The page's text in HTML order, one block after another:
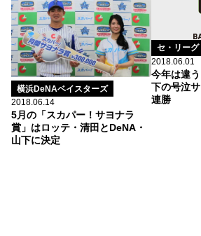
横浜DeNAベイスターズ
2018.06.14
5月の「スカパー！サヨナラ
賞」はロッテ・清田とDeNA・
山下に決定
セ・リーグ
2018.06.01
今年は違
下の号泣
連勝